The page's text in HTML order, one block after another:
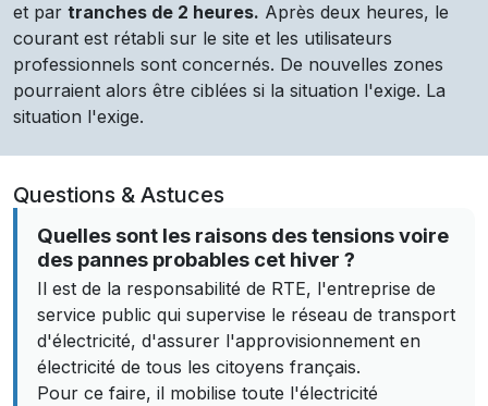
et par tranches de 2 heures. Après deux heures, le
courant est rétabli sur le site et les utilisateurs
professionnels sont concernés. De nouvelles zones
pourraient alors être ciblées si la situation l'exige. La
situation l'exige.
Questions & Astuces
Quelles sont les raisons des tensions voire
des pannes probables cet hiver ?
Il est de la responsabilité de RTE, l'entreprise de
service public qui supervise le réseau de transport
d'électricité, d'assurer l'approvisionnement en
électricité de tous les citoyens français.
Pour ce faire, il mobilise toute l'électricité